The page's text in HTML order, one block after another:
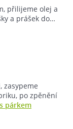
přilijeme olej a
a prášek do…
zasypeme
po zpěnění
párkem